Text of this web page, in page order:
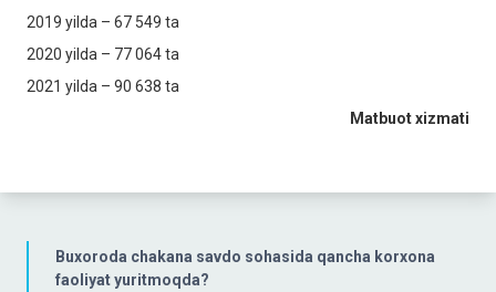
Buxoroda chakana savdo sohasida qancha korxona
faoliyat yuritmoqda?
2019 yilda – 67 549 ta
2020 yilda – 77 064 ta
2021 yilda – 90 638 ta
Matbuot xizmati